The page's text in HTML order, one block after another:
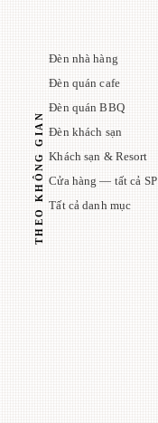
THEO KHÔNG GIAN
Đèn nhà hàng
Đèn quán cafe
Đèn quán BBQ
Đèn khách sạn
Khách sạn & Resort
Cửa hàng — tất cả SP
Tất cả danh mục